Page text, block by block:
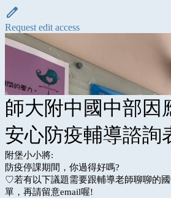
Request edit access
師大附中國中部因
安心防疫輔導諮詢
附堡小小將:
防疫停課期間，你過得好嗎?
♡若有以下議題需要跟輔導老師聊聊的
單，再請留意email喔!